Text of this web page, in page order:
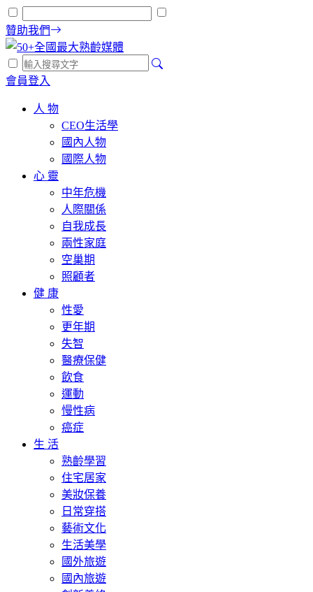
贊助我們
會員登入
人 物
CEO生活學
國內人物
國際人物
心 靈
中年危機
人際關係
自我成長
兩性家庭
空巢期
照顧者
健 康
性愛
更年期
失智
醫療保健
飲食
運動
慢性病
癌症
生 活
熟齡學習
住宅居家
美妝保養
日常穿搭
藝術文化
生活美學
國外旅遊
國內旅遊